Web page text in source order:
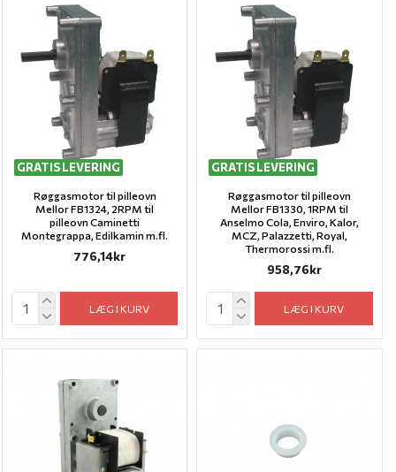
GRATIS LEVERING
Røggasmotor til pilleovn
Mellor FB1324, 2RPM til
pilleovn Caminetti
Montegrappa, Edilkamin m.fl.
776,14kr
LÆG I KURV
GRATIS LEVERING
Røggasmotor til pilleovn
Mellor FB1330, 1RPM til
Anselmo Cola, Enviro, Kalor,
MCZ, Palazzetti, Royal,
Thermorossi m.fl.
958,76kr
LÆG I KURV